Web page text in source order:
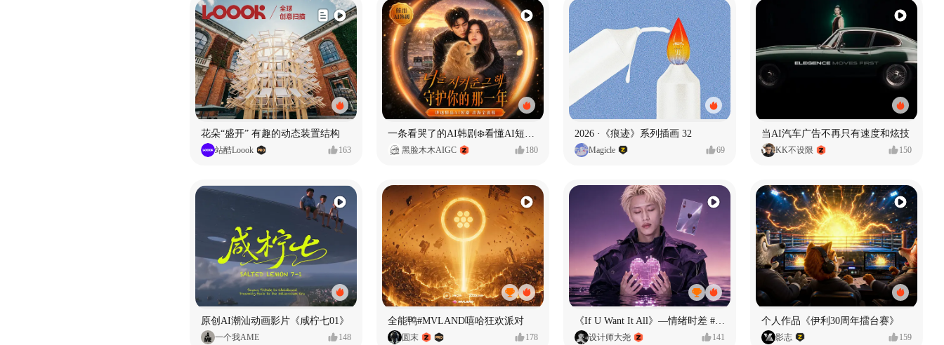
花朵“盛开” 有趣的动态装置结构
站酷Loook 163
一条看哭了的AI韩剧❄️看懂AI短剧出海全流程
黑脸木木AIGC 180
2026 ·《痕迹》系列插画 32
Magicle 69
当AI汽车广告不再只有速度和炫技
KK不设限 150
原创AI潮汕动画影片《咸柠七01》
一个我AME 148
全能鸭#MVLAND嘻哈狂欢派对
圆末 178 设计师大尧 141
个人作品《伊利30周年擂台赛》
影志 159